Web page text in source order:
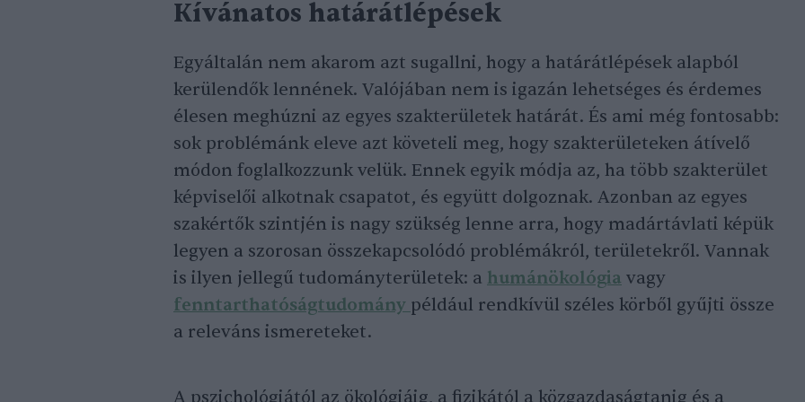
Kívánatos határátlépések
Egyáltalán nem akarom azt sugallni, hogy a határátlépések alapból
kerülendők lennének. Valójában nem is igazán lehetséges és érdemes
élesen meghúzni az egyes szakterületek határát. És ami még fontosabb:
sok problémánk eleve azt követeli meg, hogy szakterületeken átívelő
módon foglalkozzunk velük. Ennek egyik módja az, ha több szakterület
képviselői alkotnak csapatot, és együtt dolgoznak. Azonban az egyes
szakértők szintjén is nagy szükség lenne arra, hogy madártávlati képük
legyen a szorosan összekapcsolódó problémákról, területekről. Vannak
is ilyen jellegű tudományterületek: a humánökológia vagy
fenntarthatóságtudomány például rendkívül széles körből gyűjti össze
a releváns ismereteket.
A pszichológiától az ökológiáig, a fizikától a közgazdaságtanig és a